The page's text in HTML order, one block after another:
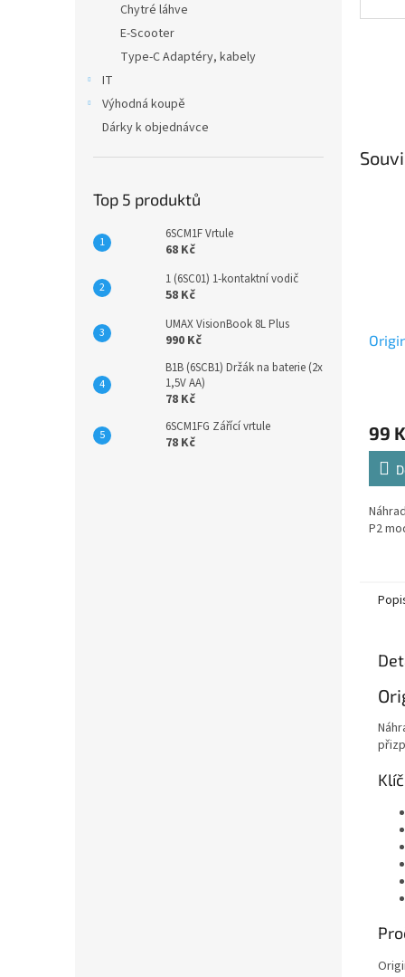
Chytré láhve
E-Scooter
Type-C Adaptéry, kabely
IT
Výhodná koupě
Dárky k objednávce
Top 5 produktů
6SCM1F Vrtule
68 Kč
1 (6SC01) 1-kontaktní vodič
58 Kč
UMAX VisionBook 8L Plus
990 Kč
B1B (6SCB1) Držák na baterie (2x
1,5V AA)
78 Kč
6SCM1FG Zářící vrtule
78 Kč 99
P2